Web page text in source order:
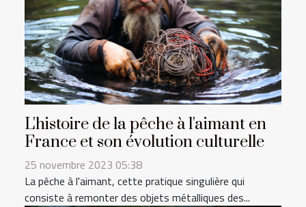
L'histoire de la pêche à l'aimant en
France et son évolution culturelle
25 novembre 2023 05:38
La pêche à l'aimant, cette pratique singulière qui
consiste à remonter des objets métalliques des...